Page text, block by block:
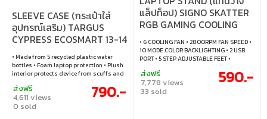
SLEEVE CASE (กระเป๋าใส่
อุปกรณ์เสริม) TARGUS
CYPRESS ECOSMART 13-14
INCH (GREY)
• Made from 5 recycled plastic water
bottles • Foam laptop protection • Plush
interior protects device from scuffs and
fading, stains, and wetness
ส่งฟรี
4,611 views
0 sold
790.-
แล็ปท็อป) SIGNO SKATTER
RGB GAMING COOLING
PAD (CP-512)
• 6 COOLING FAN • 2800RPM FAN SPEED •
10 MODE COLOR BACKLIGHTING • 2 USB
PORT • 5 STEP ADJUSTABLE FEET •
LENGTH 60 CM.
ส่งฟรี
7,778 views
33 sold
590.-